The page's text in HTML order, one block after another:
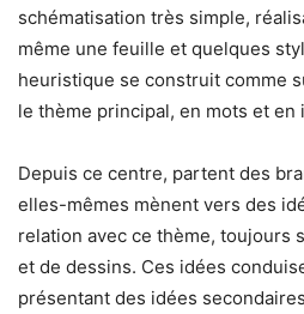
schématisation très simple,
même une feuille et quelques
heuristique se construit comme
le thème principal, en mots et en
Depuis ce centre, partent des
elles-mêmes mènent vers des
relation avec ce thème, toujours
et de dessins. Ces idées
présentant des idées